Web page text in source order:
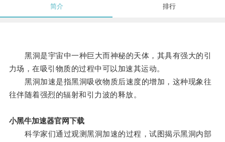
简介 排行
黑洞是宇宙中一种巨大而神秘的天体，其具有强大的引
力场，在吸引物质的过程中可以加速其运动。
黑洞加速是指黑洞吸收物质后速度的增加，这种现象往
往伴随着强烈的辐射和引力波的释放。
小黑牛加速器官网下载
科学家们通过观测黑洞加速的过程，试图揭示黑洞内部